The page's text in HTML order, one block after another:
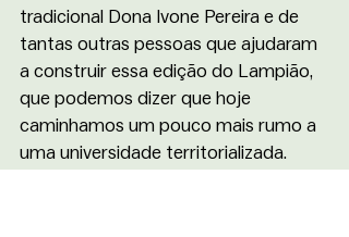
tradicional Dona Ivone Pereira e de
tantas outras pessoas que ajudaram
a construir essa edição do Lampião,
que podemos dizer que hoje
caminhamos um pouco mais rumo a
uma universidade territorializada.